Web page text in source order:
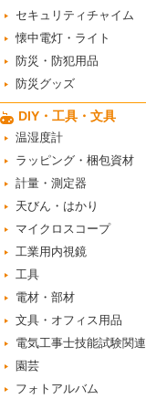
セキュリティチャイム
懐中電灯・ライト
防災・防犯用品
防災グッズ
DIY・工具・文具
温湿度計
ラッピング・梱包資材
計量・測定器
天びん・はかり
マイクロスコープ
工業用内視鏡
工具
電材・部材
文具・オフィス用品
電気工事士技能試験関連
園芸
フォトアルバム